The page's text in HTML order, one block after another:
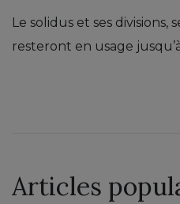
Le solidus et ses divisions,
resteront en usage
Articles